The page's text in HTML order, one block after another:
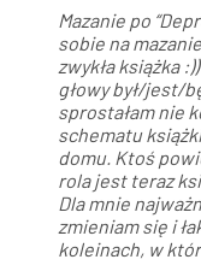
Mazanie po
sobie na
zwykła książka
głowy był/jest/
sprostałam nie
schematu
domu. Ktoś
rola jest teraz
Dla mnie
zmieniam się i
koleinach, w